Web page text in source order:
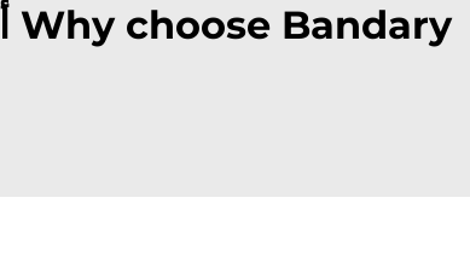
Why choose Bandary أفضل جهاز تنظيم درجة حرارة المنزل مع واي فاي?